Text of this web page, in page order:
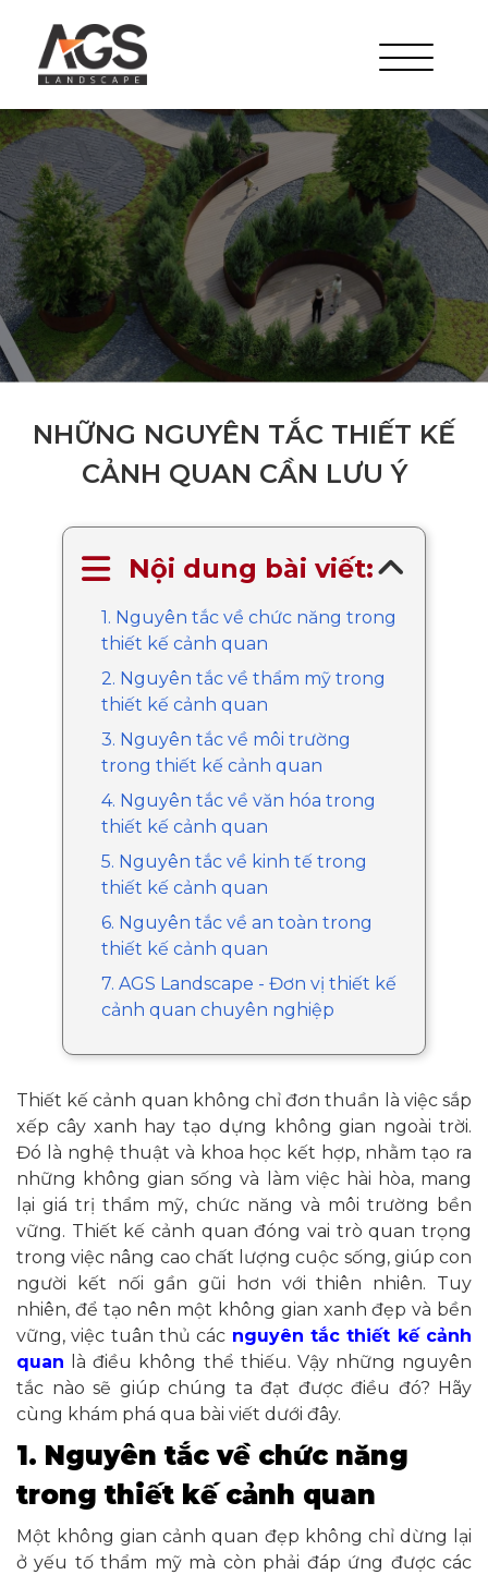
NHỮNG NGUYÊN TẮC THIẾT KẾ
CẢNH QUAN CẦN LƯU Ý
Nội dung bài viết:
1. Nguyên tắc về chức năng trong
thiết kế cảnh quan
2. Nguyên tắc về thẩm mỹ trong
thiết kế cảnh quan
3. Nguyên tắc về môi trường
trong thiết kế cảnh quan
4. Nguyên tắc về văn hóa trong
thiết kế cảnh quan
5. Nguyên tắc về kinh tế trong
thiết kế cảnh quan
6. Nguyên tắc về an toàn trong
thiết kế cảnh quan
7. AGS Landscape - Đơn vị thiết kế
cảnh quan chuyên nghiệp
Thiết kế cảnh quan không chỉ đơn thuần là việc sắp
xếp cây xanh hay tạo dựng không gian ngoài trời.
Đó là nghệ thuật và khoa học kết hợp, nhằm tạo ra
những không gian sống và làm việc hài hòa, mang
lại giá trị thẩm mỹ, chức năng và môi trường bền
vững. Thiết kế cảnh quan đóng vai trò quan trọng
trong việc nâng cao chất lượng cuộc sống, giúp con
người kết nối gần gũi hơn với thiên nhiên. Tuy
nhiên, để tạo nên một không gian xanh đẹp và bền
vững, việc tuân thủ các nguyên tắc thiết kế cảnh
quan là điều không thể thiếu. Vậy những nguyên
tắc nào sẽ giúp chúng ta đạt được điều đó? Hãy
cùng khám phá qua bài viết dưới đây.
1. Nguyên tắc về chức năng
trong thiết kế cảnh quan
Một không gian cảnh quan đẹp không chỉ dừng lại
ở yếu tố thẩm mỹ mà còn phải đáp ứng được các